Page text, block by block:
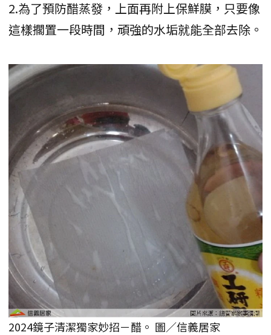
2.為了預防醋蒸發，上面再附上保鮮膜，只要像
這樣擱置一段時間，頑強的水垢就能全部去除。
2024鏡子清潔獨家妙招－醋。 圖／信義居家